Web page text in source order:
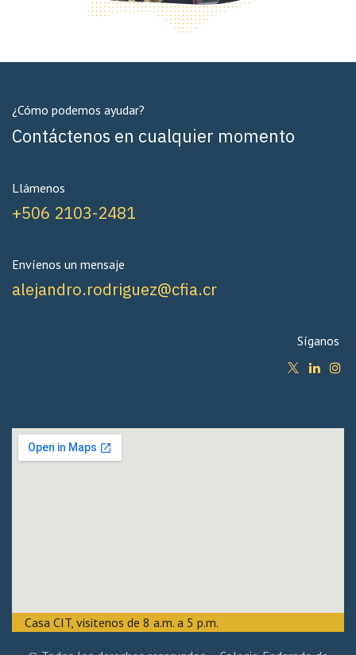
¿Cómo podemos ayudar?
Contáctenos en cualquier momento
Llámenos
+506 2103-2481
Envíenos un mensaje
alejandro.rodriguez@cfia.cr
Síganos
Casa CIT, visitenos de 8 a.m. a 5 p.m.